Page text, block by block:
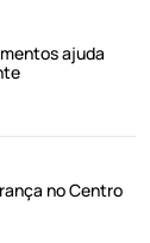
ajuda
no Centro